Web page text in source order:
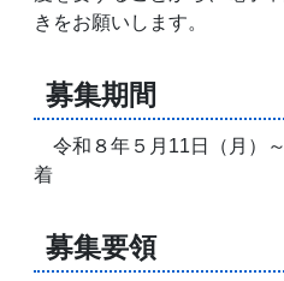
きをお願いします。
募集期間
令和８年５月11日（月）
着
募集要領